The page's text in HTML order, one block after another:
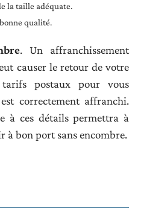
la taille adéquate.
qualité.
. Un affranchissement
causer le retour de votre
postaux pour vous
correctement affranchi.
à ces détails permettra à
à bon port sans encombre.